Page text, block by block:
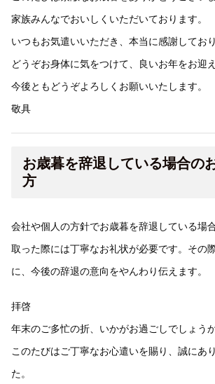
家族みんなでおいしくいただいております。
いつもお気遣いいただき、本当に感謝しており
どうぞお身体に気をつけて、良いお年をお迎
今後ともどうぞよろしくお願いいたします。
敬具
お歳暮を辞退している場合の
方
会社や個人の方針でお歳暮を辞退している場
取った際には丁寧なお礼状が必要です。その
に、今後の辞退の意向をやんわり伝えます。
拝啓
年末のご多忙の折、いかがお過ごしでしょうか
このたびはご丁寧なお心遣いを賜り、誠にあ
た。